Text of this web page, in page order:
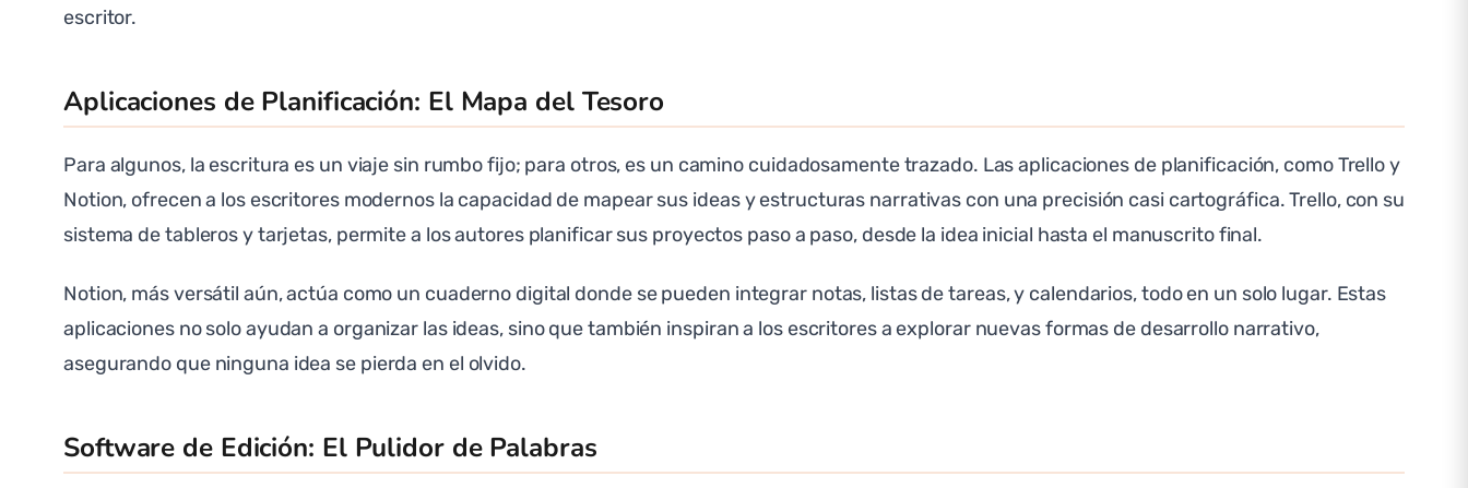
escritor.
Aplicaciones de Planificación: El Mapa del Tesoro
Para algunos, la escritura es un viaje sin rumbo fijo; para otros, es un camino cuidadosamente trazado. Las aplicaciones de planificación, como Trello y
Notion, ofrecen a los escritores modernos la capacidad de mapear sus ideas y estructuras narrativas con una precisión casi cartográfica. Trello, con su
sistema de tableros y tarjetas, permite a los autores planificar sus proyectos paso a paso, desde la idea inicial hasta el manuscrito final.
Notion, más versátil aún, actúa como un cuaderno digital donde se pueden integrar notas, listas de tareas, y calendarios, todo en un solo lugar. Estas
aplicaciones no solo ayudan a organizar las ideas, sino que también inspiran a los escritores a explorar nuevas formas de desarrollo narrativo,
asegurando que ninguna idea se pierda en el olvido.
Software de Edición: El Pulidor de Palabras